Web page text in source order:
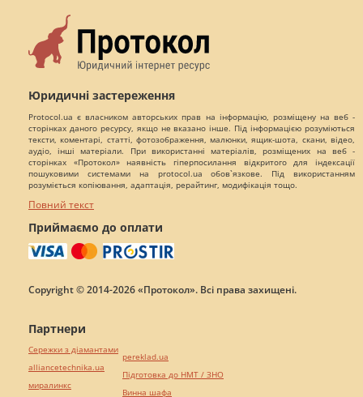
Юридичні застереження
Protocol.ua є власником авторських прав на інформацію, розміщену на веб -
сторінках даного ресурсу, якщо не вказано інше. Під інформацією розуміються
тексти, коментарі, статті, фотозображення, малюнки, ящик-шота, скани, відео,
аудіо, інші матеріали. При використанні матеріалів, розміщених на веб -
сторінках «Протокол» наявність гіперпосилання відкритого для індексації
пошуковими системами на protocol.ua обов`язкове. Під використанням
розуміється копіювання, адаптація, рерайтинг, модифікація тощо.
Повний текст
Приймаємо до оплати
Copyright © 2014-2026 «Протокол». Всі права захищені.
Партнери
Сережки з діамантами
alliancetechnika.ua
миралинкс
pereklad.ua
Підготовка до НМТ / ЗНО
Винна шафа